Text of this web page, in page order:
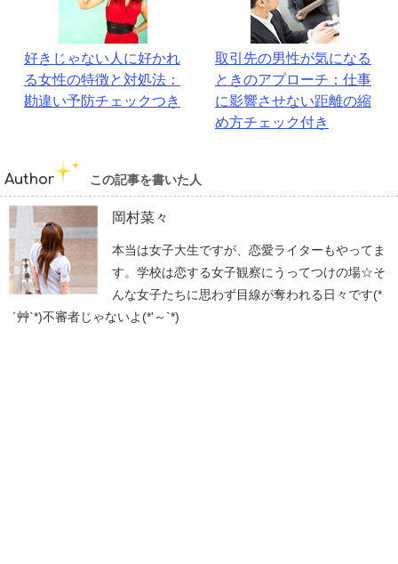
好きじゃない人に好かれ
る女性の特徴と対処法：
勘違い予防チェックつき
取引先の男性が気になる
ときのアプローチ：仕事
に影響させない距離の縮
め方チェック付き
Author この記事を書いた人
岡村菜々
本当は女子大生ですが、恋愛ライターもやってま
す。学校は恋する女子観察にうってつけの場☆そ
んな女子たちに思わず目線が奪われる日々です(*
´艸`*)不審者じゃないよ(*'～`*)